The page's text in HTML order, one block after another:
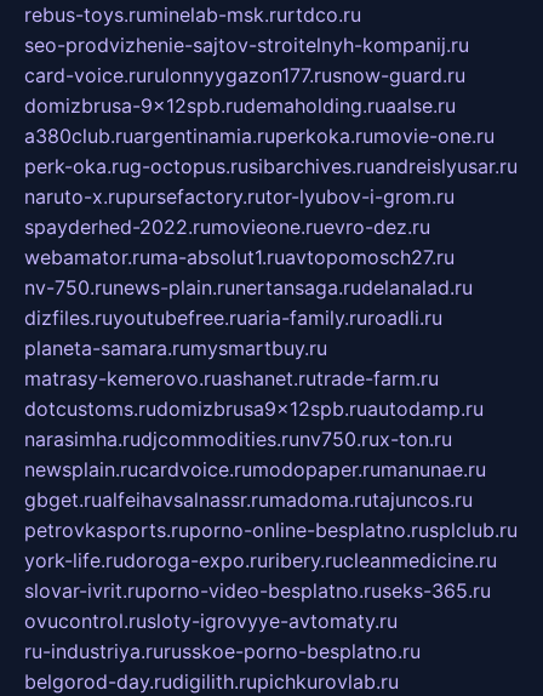
rebus-toys.ruminelab-msk.rurtdco.ru
seo-prodvizhenie-sajtov-stroitelnyh-kompanij.ru
card-voice.rurulonnyygazon177.rusnow-guard.ru
domizbrusa-9x12spb.rudemaholding.ruaalse.ru
a380club.ruargentinamia.ruperkoka.rumovie-one.ru
perk-oka.rug-octopus.rusibarchives.ruandreislyusar.ru
naruto-x.rupursefactory.rutor-lyubov-i-grom.ru
spayderhed-2022.rumovieone.ruevro-dez.ru
webamator.ruma-absolut1.ruavtopomosch27.ru
nv-750.runews-plain.runertansaga.rudelanalad.ru
dizfiles.ruyoutubefree.ruaria-family.ruroadli.ru
planeta-samara.rumysmartbuy.ru
matrasy-kemerovo.ruashanet.rutrade-farm.ru
dotcustoms.rudomizbrusa9x12spb.ruautodamp.ru
narasimha.rudjcommodities.runv750.rux-ton.ru
newsplain.rucardvoice.rumodopaper.rumanunae.ru
gbget.rualfeihavsalnassr.rumadoma.rutajuncos.ru
petrovkasports.ruporno-online-besplatno.rusplclub.ru
york-life.rudoroga-expo.ruribery.rucleanmedicine.ru
slovar-ivrit.ruporno-video-besplatno.ruseks-365.ru
ovucontrol.rusloty-igrovyye-avtomaty.ru
ru-industriya.rurusskoe-porno-besplatno.ru
belgorod-day.rudigilith.rupichkurovlab.ru